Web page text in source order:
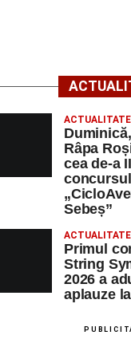
ACTUALITATE
Râpa
cea de-a
Sebeș”
ACTUALITATE
Primul
String
2026 a
aplauze